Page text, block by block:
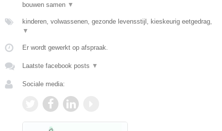
bouwen samen ▼
kinderen, volwassenen, gezonde levensstijl, kieskeurig eetgedrag,
▼
Er wordt gewerkt op afspraak.
Laatste facebook posts ▼
Sociale media: